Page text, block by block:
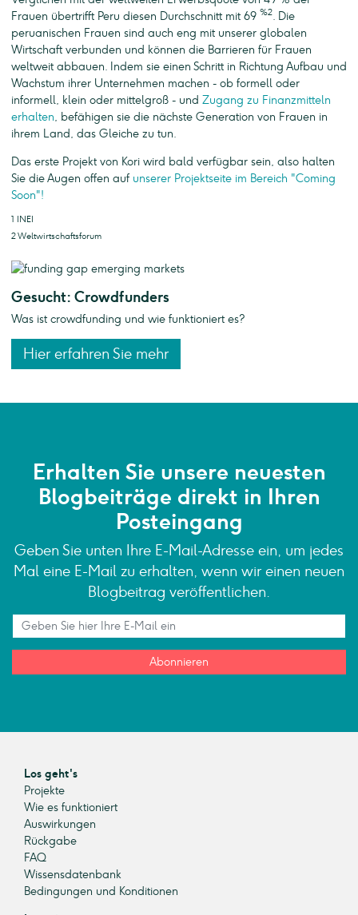
Frauen übertrifft Peru diesen Durchschnitt mit 69 %2. Die
peruanischen Frauen sind auch eng mit unserer globalen
Wirtschaft verbunden und können die Barrieren für Frauen
weltweit abbauen. Indem sie einen Schritt in Richtung Aufbau und
Wachstum ihrer Unternehmen machen - ob formell oder
informell, klein oder mittelgroß - und Zugang zu Finanzmitteln
erhalten, befähigen sie die nächste Generation von Frauen in
ihrem Land, das Gleiche zu tun.
Das erste Projekt von Kori wird bald verfügbar sein, also halten
Sie die Augen offen auf unserer Projektseite im Bereich "Coming
Soon"!
1 INEI
2 Weltwirtschaftsforum
Gesucht: Crowdfunders
Was ist crowdfunding und wie funktioniert es?
Hier erfahren Sie mehr
Erhalten Sie unsere neuesten
Blogbeiträge direkt in Ihren
Posteingang
Geben Sie unten Ihre E-Mail-Adresse ein, um jedes
Mal eine E-Mail zu erhalten, wenn wir einen neuen
Blogbeitrag veröffentlichen.
Abonnieren
Los geht's
Projekte
Wie es funktioniert
Auswirkungen
Rückgabe
FAQ
Wissensdatenbank
Bedingungen und Konditionen